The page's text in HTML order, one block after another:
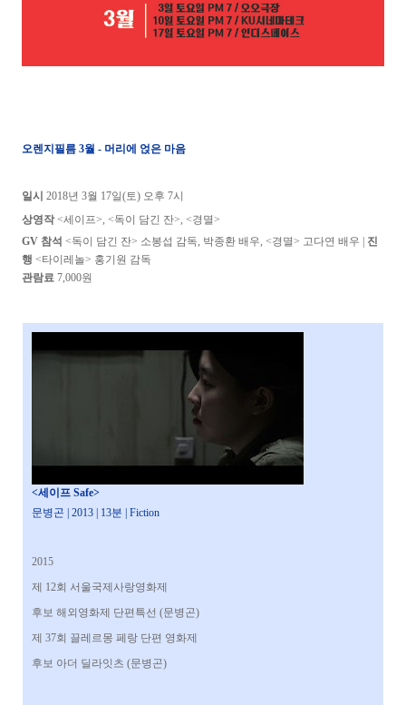
오렌지필름 3월 - 머리에 얹은 마음
일시 2018년 3월 17일(토) 오후 7시
상영작<세이프>, <독이 담긴 잔>, <경멸>
GV 참석 <독이 담긴 잔> 소봉섭 감독, 박종환 배우, <경멸> 고다연 배우
진
행 <타이레놀> 홍기원 감독
관람료 7,000원
<세이프 Safe>
문병곤 | 2013 | 13분 | Fiction
2015
제 12회 서울국제사랑영화제
후보 해외영화제 단편특선 (문병곤)
제 37회 끌레르몽 페랑 단편 영화제
후보 아더 딜라잇츠 (문병곤)